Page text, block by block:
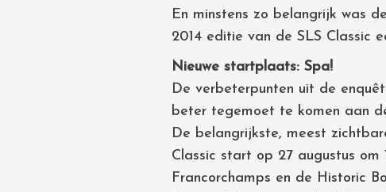
En minstens zo belangrijk was
2014 editie van de SLS Classic
Nieuwe startplaats: Spa!
De verbeterpunten uit de
beter tegemoet te komen aan
De belangrijkste, meest
Classic start op 27 augustus om
Francorchamps en de Historic